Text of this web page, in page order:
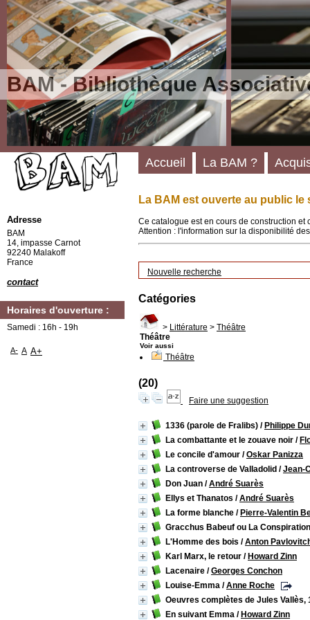
BAM - Bibliothèque
La BAM est ouverte au public le
Ce catalogue est en cours de construction
Attention : l'information sur la disponibilité
Nouvelle recherche
Catégories
> Littérature > Théâtre
Théâtre
Voir aussi
Théâtre
(20)
Faire une suggestion
1336 (parole de Fralibs) / Philippe
La combattante et le zouave noir /
Le concile d'amour /Oskar Panizza
La controverse de Valladolid /Jean-
Don Juan /André Suarès
Ellys et Thanatos /André Suarès
La forme blanche / Pierre-Valentin
Gracchus Babeuf ou La
L'Homme des bois /Anton
Karl Marx, le retour / Howard Zinn
Lacenaire /Georges Conchon
Louise-Emma /Anne Roche
Oeuvres complètes de Jules Vallès,
En suivant Emma / Howard Zinn
Accueil La BAM ?
Adresse
BAM
14, impasse Carnot
92240 Malakoff
France
contact
Horaires d'ouverture :
Samedi : 16h - 19h
A- A A+